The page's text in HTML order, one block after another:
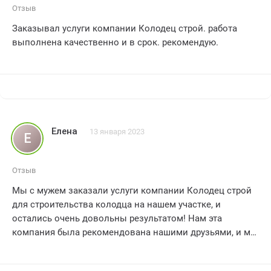
Отзыв
Заказывал услуги компании Колодец строй. работа
выполнена качественно и в срок. рекомендую.
Е Елена 13 января 2023
Отзыв
Мы с мужем заказали услуги компании Колодец строй
для строительства колодца на нашем участке, и
остались очень довольны результатом! Нам эта
компания была рекомендована нашими друзьями, и мы